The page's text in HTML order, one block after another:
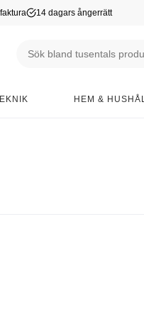
14 dagars ångerrätt
HEM &